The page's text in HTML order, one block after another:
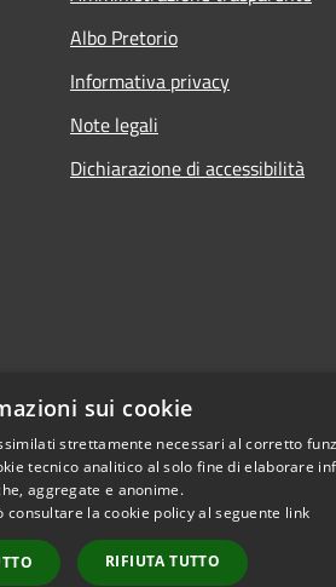
Albo Pretorio
Informativa privacy
Note legali
Dichiarazione di accessibilità
Copyright © 2021 •
sui cookie
strettamente necessari al corretto
tecnico analitico al solo fine di elaborare
aggregate e anonime.
consultare la cookie policy al seguente link
RIFIUTA TUTTO